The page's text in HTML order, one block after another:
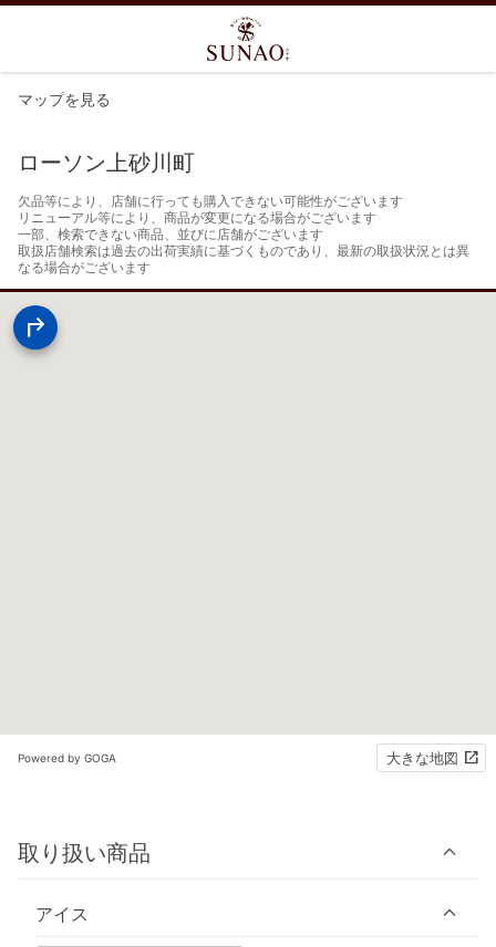
マップを見る
ローソン上砂川町
欠品等により、店舗に行っても購入できない可能性がございます
リニューアル等により、商品が変更になる場合がございます
一部、検索できない商品、並びに店舗がございます
取扱店舗検索は過去の出荷実績に基づくものであり、最新の取扱状況とは異
なる場合がございます
Powered by GOGA 大きな地図
取り扱い商品
アイス